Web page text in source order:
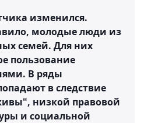
изменился.
молодые люди из
семей. Для них
пользование
В ряды
в следствие
низкой правовой
и социальной